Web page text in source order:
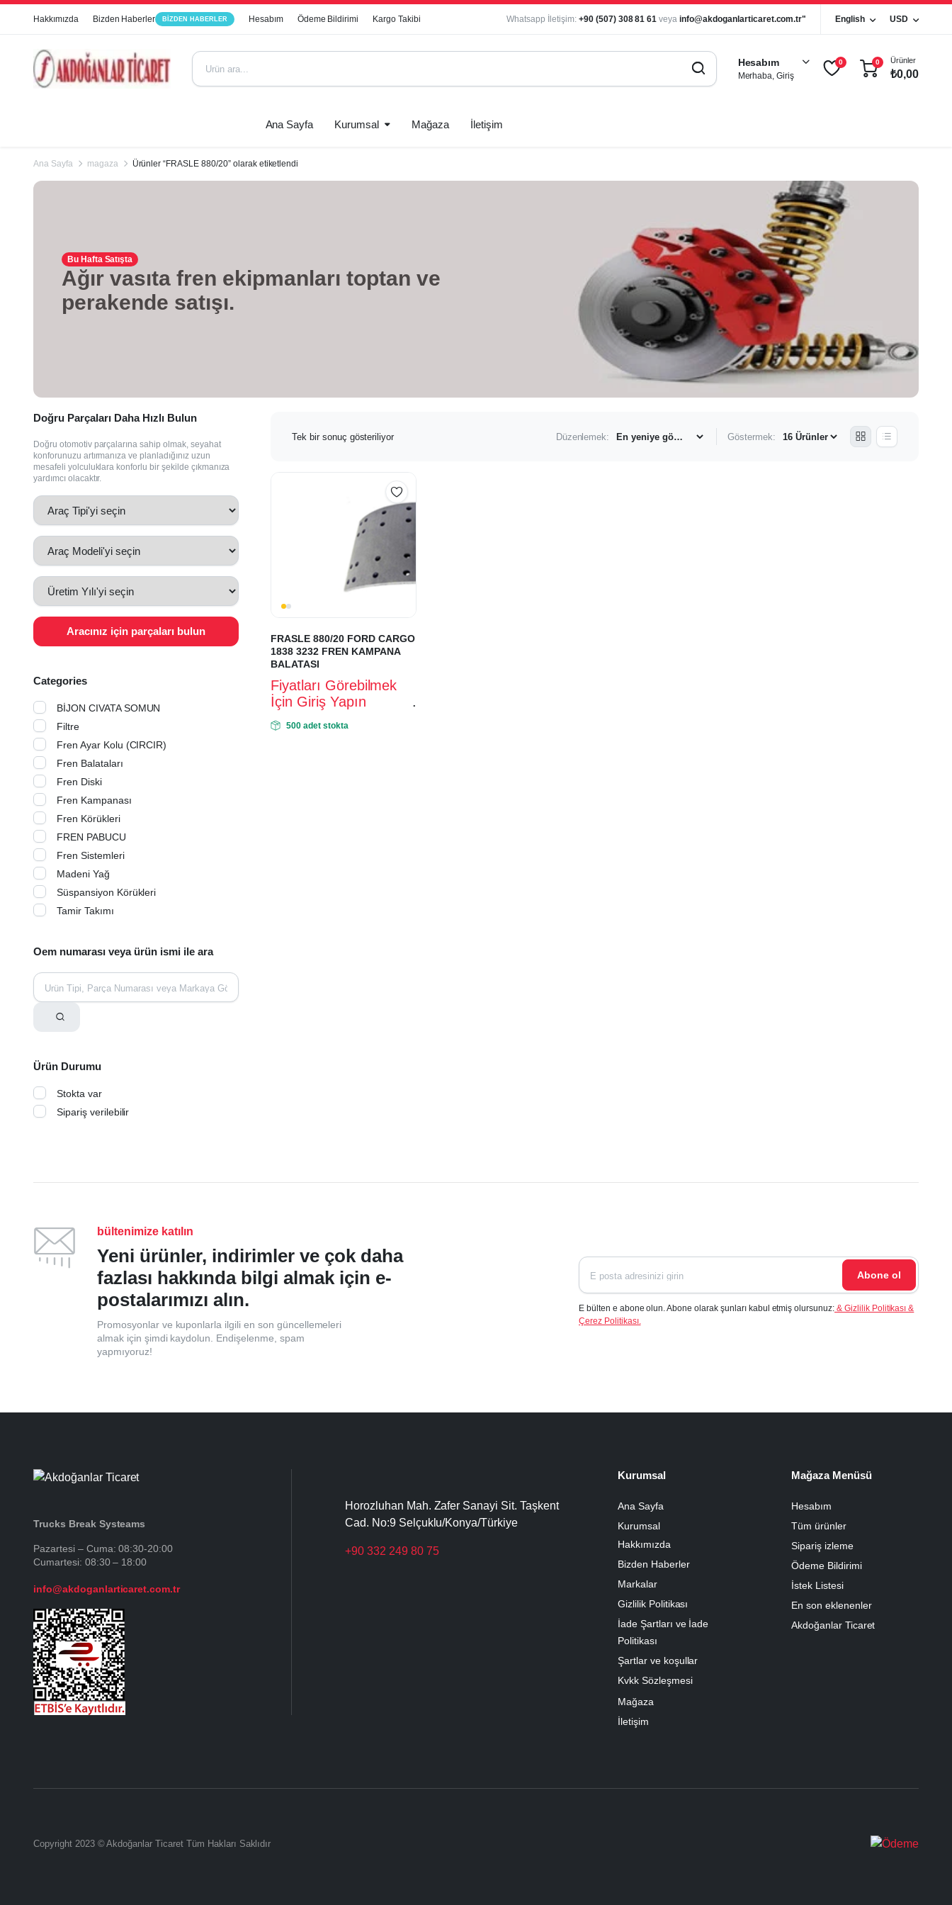
Hakkımızda Bizden Haberler BIZDEN HABERLER Hesabım Ödeme Bildirimi Kargo Takibi Whatsapp İletişim: +90 (507) 308 81 61 veya info@akdoganlarticaret.com.tr" English USD
Hesabım
Merhaba, Giriş
0 0 Ürünler
₺0,00
Ana Sayfa Kurumsal Mağaza İletişim
Ana Sayfa magaza Ürünler “FRASLE 880/20” olarak etiketlendi
Bu Hafta Satışta
Ağır vasıta fren ekipmanları toptan ve
perakende satışı.
Tek bir sonuç gösteriliyor Düzenlemek: Göstermek:
FRASLE 880/20 FORD CARGO
1838 3232 FREN KAMPANA
BALATASI
Fiyatları Görebilmek
İçin Giriş Yapın
.
500 adet stokta
Doğru Parçaları Daha Hızlı Bulun
Doğru otomotiv parçalarına sahip olmak, seyahat
konforunuzu artırmanıza ve planladığınız uzun
mesafeli yolculuklara konforlu bir şekilde çıkmanıza
yardımcı olacaktır.
Aracınız için parçaları bulun
Categories
BİJON CIVATA SOMUN
Filtre
Fren Ayar Kolu (CIRCIR)
Fren Balataları
Fren Diski
Fren Kampanası
Fren Körükleri
FREN PABUCU
Fren Sistemleri
Madeni Yağ
Süspansiyon Körükleri
Tamir Takımı
Oem numarası veya ürün ismi ile ara
Ürün Durumu
Stokta var
Sipariş verilebilir
bültenimize katılın
Yeni ürünler, indirimler ve çok daha
fazlası hakkında bilgi almak için e-
postalarımızı alın.
Promosyonlar ve kuponlarla ilgili en son güncellemeleri
almak için şimdi kaydolun. Endişelenme, spam
yapmıyoruz!
Abone ol
E bülten e abone olun. Abone olarak şunları kabul etmiş olursunuz: & Gizlilik Politikası &
Çerez Politikası.
Trucks Break Systeams
Pazartesi – Cuma: 08:30-20:00
Cumartesi: 08:30 – 18:00
info@akdoganlarticaret.com.tr
Horozluhan Mah. Zafer Sanayi Sit. Taşkent
Cad. No:9 Selçuklu/Konya/Türkiye
+90 332 249 80 75
Kurumsal
Ana Sayfa
Kurumsal
Hakkımızda
Bizden Haberler
Markalar
Gizlilik Politikası
İade Şartları ve İade
Politikası
Şartlar ve koşullar
Kvkk Sözleşmesi
Mağaza
İletişim
Mağaza Menüsü
Hesabım
Tüm ürünler
Sipariş izleme
Ödeme Bildirimi
İstek Listesi
En son eklenenler
Akdoğanlar Ticaret
Copyright 2023 © Akdoğanlar Ticaret Tüm Hakları Saklıdır